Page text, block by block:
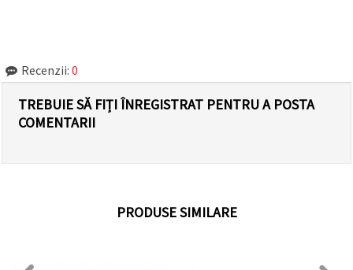
Recenzii: 0
TREBUIE SĂ FIȚI ÎNREGISTRAT PENTRU A POSTA
COMENTARII
PRODUSE SIMILARE